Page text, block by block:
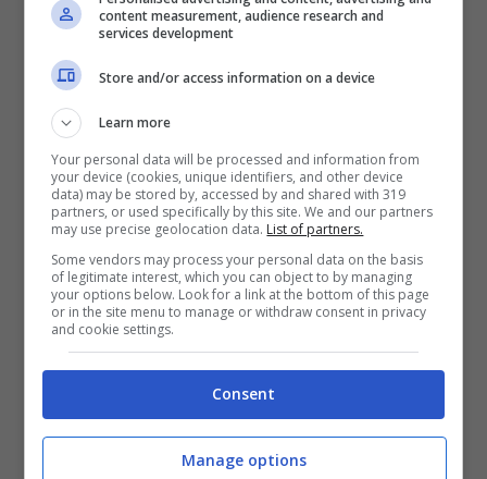
internazionali con un aumento del +6,7%
rispetto all’estate precedente. Al contrario,
le richieste verso destinazioni italiane
hanno subito una flessione del -3,1%. La
crociera continua a mantenere alto
l’interesse tra i viaggiatori anche per
l’estate 2024. Crescono anche le richieste
per i viaggi tailor made e intercontinentali
così come quelle verso località
mediterranee balneari.
viaggi organizzati attirano
content measurement, audience research and
services development
Store and/or access information on a device
Learn more
Your personal data will be processed and information from
your device (cookies, unique identifiers, and other device
data) may be stored by, accessed by and shared with 319
partners, or used specifically by this site. We and our partners
may use precise geolocation data. List of partners.
Some vendors may process your personal data on the basis
of legitimate interest, which you can object to by managing
your options below. Look for a link at the bottom of this page
or in the site menu to manage or withdraw consent in privacy
and cookie settings.
Consent
Manage options